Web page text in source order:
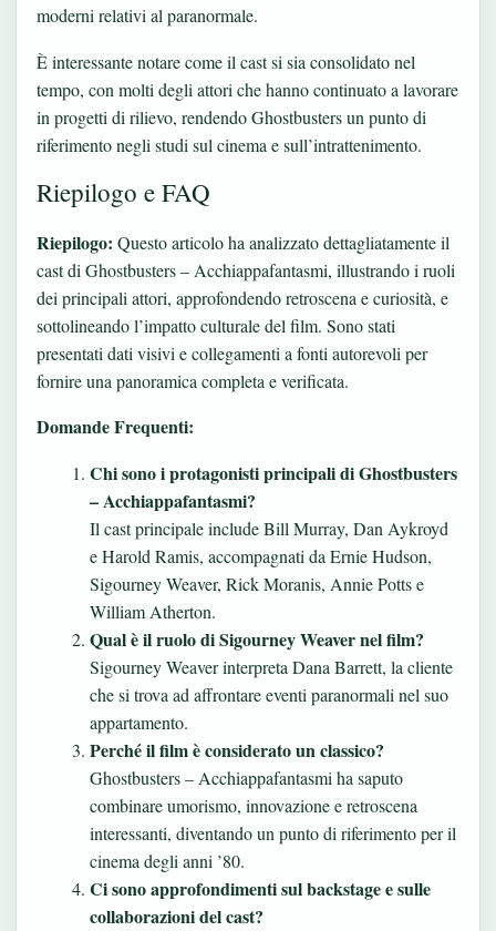
moderni relativi al paranormale.
È interessante notare come il cast si sia consolidato nel
tempo, con molti degli attori che hanno continuato a lavorare
in progetti di rilievo, rendendo Ghostbusters un punto di
riferimento negli studi sul cinema e sull’intrattenimento.
Riepilogo e FAQ
Riepilogo: Questo articolo ha analizzato dettagliatamente il
cast di Ghostbusters – Acchiappafantasmi, illustrando i ruoli
dei principali attori, approfondendo retroscena e curiosità, e
sottolineando l’impatto culturale del film. Sono stati
presentati dati visivi e collegamenti a fonti autorevoli per
fornire una panoramica completa e verificata.
Domande Frequenti:
Chi sono i protagonisti principali di Ghostbusters
– Acchiappafantasmi?
Il cast principale include Bill Murray, Dan Aykroyd
e Harold Ramis, accompagnati da Ernie Hudson,
Sigourney Weaver, Rick Moranis, Annie Potts e
William Atherton.
Qual è il ruolo di Sigourney Weaver nel film?
Sigourney Weaver interpreta Dana Barrett, la cliente
che si trova ad affrontare eventi paranormali nel suo
appartamento.
Perché il film è considerato un classico?
Ghostbusters – Acchiappafantasmi ha saputo
combinare umorismo, innovazione e retroscena
interessanti, diventando un punto di riferimento per il
cinema degli anni ’80.
Ci sono approfondimenti sul backstage e sulle
collaborazioni del cast?